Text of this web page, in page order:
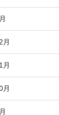
月
月
月